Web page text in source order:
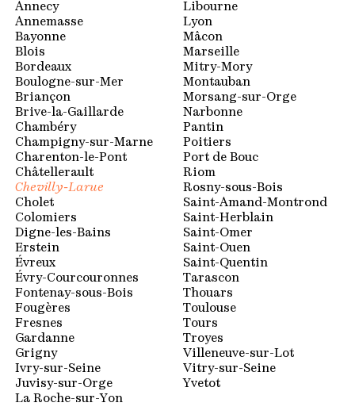
Annecy
Annemasse
Bayonne
Blois
Bordeaux
Boulogne-sur-Mer
Briançon
Brive-la-Gaillarde
Chambéry
Champigny-sur-Marne
Charenton-le-Pont
Châtellerault
Chevilly-Larue
Cholet
Colomiers
Digne-les-Bains
Erstein
Évreux
Évry-Courcouronnes
Fontenay-sous-Bois
Fougères
Fresnes
Gardanne
Grigny
Ivry-sur-Seine
Juvisy-sur-Orge
La Roche-sur-Yon
Libourne
Lyon
Mâcon
Marseille
Mitry-Mory
Montauban
Morsang-sur-Orge
Narbonne
Pantin
Poitiers
Port de Bouc
Riom
Rosny-sous-Bois
Saint-Amand-Montrond
Saint-Herblain
Saint-Omer
Saint-Ouen
Saint-Quentin
Tarascon
Thouars
Toulouse
Tours
Troyes
Villeneuve-sur-Lot
Vitry-sur-Seine
Yvetot